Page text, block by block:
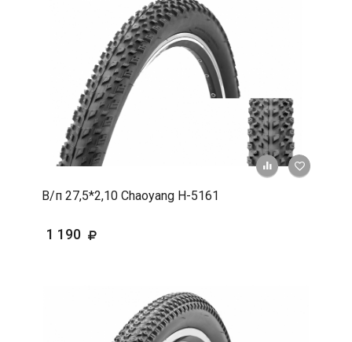
+ К
В/п 27,5*2,10 Chaoyang Н-5161
1 190